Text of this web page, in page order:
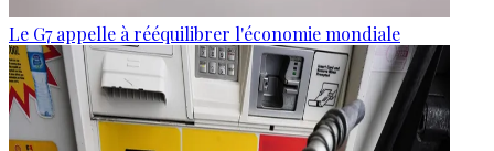
Le G7 appelle à rééquilibrer l'économie mondiale